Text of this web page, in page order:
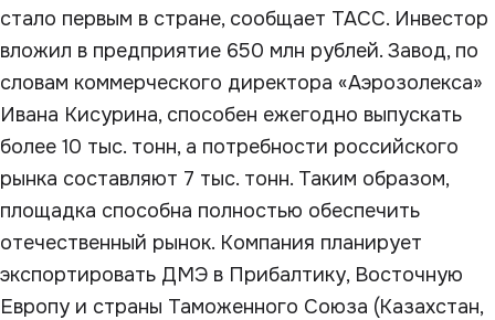
стало первым в стране, сообщает ТАСС. Инвестор
вложил в предприятие 650 млн рублей. Завод, по
словам коммерческого директора «Аэрозолекса»
Ивана Кисурина, способен ежегодно выпускать
более 10 тыс. тонн, а потребности российского
рынка составляют 7 тыс. тонн. Таким образом,
площадка способна полностью обеспечить
отечественный рынок. Компания планирует
экспортировать ДМЭ в Прибалтику, Восточную
Европу и страны Таможенного Союза (Казахстан,